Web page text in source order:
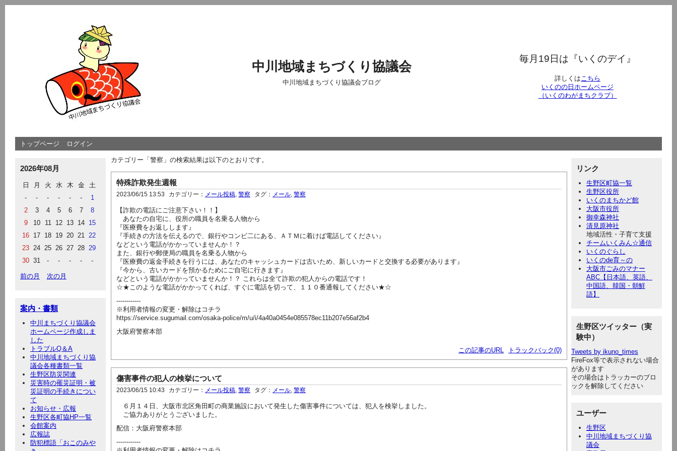
中川地域まちづくり協議会
中川地域まちづくり協議会ブログ
毎月19日は『いくのデイ』
詳しくはこちら
いくのの日ホームページ
（いくのわがまちクラブ）
トップページ ログイン
2026年08月
日 月 火 水 木 金
土
-
- - - - -
1
2
3 4 5 6 7
8
9
10 11 12 13 14 15
16 17 18 19 20 21 22
23 24 25 26 27 28 29
30 31 - - - - -
前の月 次の月
案内・書類
中川まちづくり協議会
ホームページ作成しま
した
トラブルQ＆A
中川地域まちづくり協
議会各種書類一覧
生野区防災関連
災害時の罹災証明・被
災証明の手続きについ
て
お知らせ・広報
生野区各町協HP一覧
会館案内
広報誌
防犯標語「おこのみや
リンク
生野区町協一覧
生野区役所
いくのまちかど館
大阪市役所
御幸森神社
清見原神社
地域活性・子育て支援
チームいくみん☆通信
いくのぐらし
いくのde育～の
大阪市ごみのマナー
ABC【日本語、英語、
中国語、韓国・朝鮮
語】
生野区ツイッター（実
験中）
Tweets by ikuno_times
FireFox等で表示されない場合
があります
その場合はトラッカーのブロ
ックを解除してください
ユーザー
生野区
中川地域まちづくり協
議会
カテゴリー「警察」の検索結果は以下のとおりです。
特殊詐欺発生週報
2023/06/15 13:53 カテゴリー： メール投稿 警察 タグ： メール 警察
【詐欺の電話にご注意下さい！！】
あなたの自宅に、役所の職員を名乗る人物から
『医療費をお返しします』
『手続きの方法を伝えるので、銀行やコンビ二にある、ＡＴＭに着けば電話してください』
などという電話がかかっていませんか！？
また、銀行や郵便局の職員を名乗る人物から
『医療費の返金手続きを行うには、あなたのキャッシュカードは古いため、新しいカードと交換する必要があります』
『今から、古いカードを預かるためにご自宅に行きます』
などという電話がかかっていませんか！？ これらは全て詐欺の犯人からの電話です！
☆★このような電話がかかってくれば、すぐに電話を切って、１１０番通報してください★☆
------------
※利用者情報の変更・解除はコチラ
https://service.sugumail.com/osaka-police/m/u/i/4a40a0454e085578ec11b207e56af2b4
大阪府警察本部
この記事のURL トラックバック(0)
傷害事件の犯人の検挙について
2023/06/15 10:43 カテゴリー： メール投稿 警察 タグ： メール 警察
６月１４日、大阪市北区角田町の商業施設において発生した傷害事件については、犯人を検挙しました。
ご協力ありがとうございました。
配信：大阪府警察本部
------------